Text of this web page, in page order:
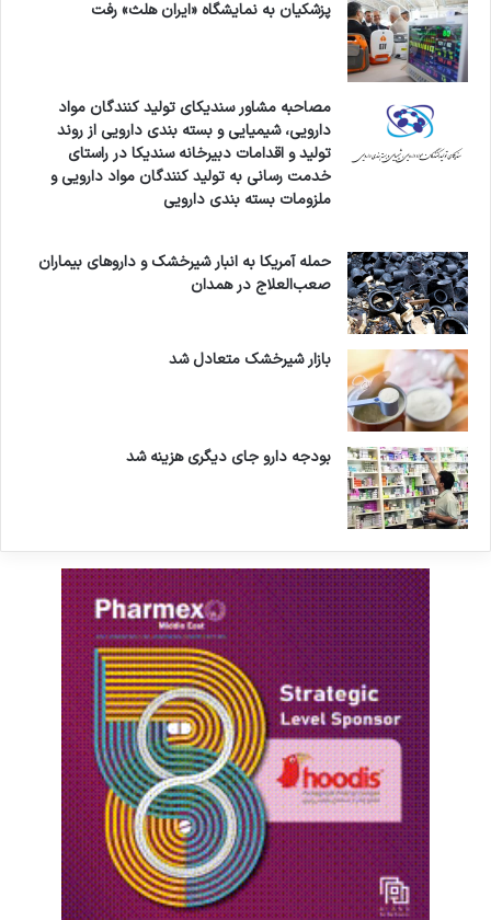
پزشکیان به نمایشگاه «ایران هلث» رفت
مصاحبه مشاور سندیکای تولید کنندگان مواد
دارویی، شیمیایی و بسته بندی دارویی از روند
تولید و اقدامات دبیرخانه سندیکا در راستای
خدمت رسانی به تولید کنندگان مواد دارویی و
ملزومات بسته بندی دارویی
حمله آمریکا به انبار شیرخشک و داروهای بیماران
صعب‌العلاج در همدان
بازار شیرخشک متعادل شد
بودجه دارو جای دیگری هزینه شد